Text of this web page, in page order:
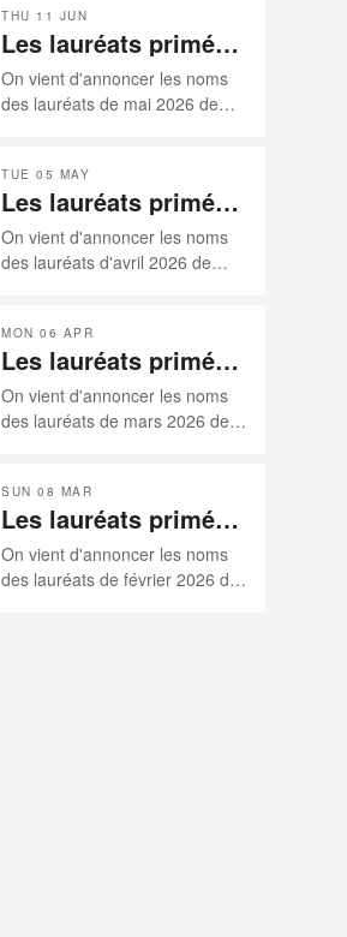
des Reussilles ». Catalogue de
78 lots, avec quelques
absences, et surtout beaucoup
trop d’invendues, les paysans
jurassiens ne méritaient pas ça.
et UFA.
THU 11 JUN
Les lauréats primés
par nos sponsors
pour le mois de mai
2026
On vient d'annoncer les noms
des lauréats de mai 2026 de
et UFA.
TUE 05 MAY
Les lauréats primés
par nos sponsors
pour le mois d'avril
2026
On vient d'annoncer les noms
des lauréats d'avril 2026 de
et UFA.
MON 06 APR
Les lauréats primés
par nos sponsors
pour le mois de mars
2026
On vient d'annoncer les noms
des lauréats de mars 2026 de
et UFA.
SUN 08 MAR
Les lauréats primés
par nos sponsors
pour le mois de
février 2026
On vient d'annoncer les noms
des lauréats de février 2026 de